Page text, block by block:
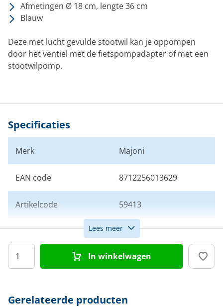
Afmetingen Ø 18 cm, lengte 36 cm
Blauw
Deze met lucht gevulde stootwil kan je oppompen
door het ventiel met de fietspompadapter of met een
stootwilpomp.
Specificaties
Merk Majoni
EAN code 8712256013629
Artikelcode 59413
Kleur Blauw
Afmeting 18 x 36 cm
Lees meer
In winkelwagen
Gerelateerde producten